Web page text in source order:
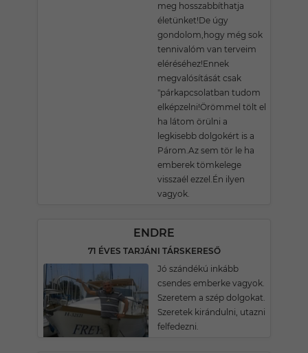
meg hosszabbíthatja
életünket!De úgy
gondolom,hogy még sok
tennivalóm van terveim
eléréséhez!Ennek
megvalósítását csak
"párkapcsolatban tudom
elképzelni!Örömmel tölt el
ha látom örülni a
legkisebb dolgokért is a
Párom.Az sem tör le ha
emberek tömkelege
visszaél ezzel.Én ilyen
vagyok.
ENDRE
71 ÉVES TARJÁNI TÁRSKERESŐ
Jó szándékú inkább
csendes emberke vagyok.
Szeretem a szép dolgokat.
Szeretek kirándulni, utazni
felfedezni.